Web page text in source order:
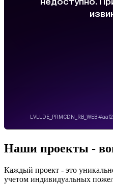
Наши проекты -
Каждый проект - это
учетом индивидуальных